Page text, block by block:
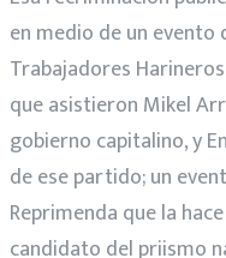
en medio de un evento
Trabajadores
que asistieron Mikel
gobierno capitalino, y
de ese partido; un
Reprimenda que la
candidato del priismo